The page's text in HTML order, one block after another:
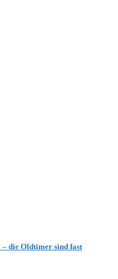
die Oldtimer sind fast